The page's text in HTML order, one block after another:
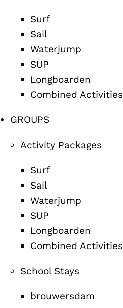
Surf
Sail
Waterjump
SUP
Longboarden
Combined Activities
GROUPS
Activity Packages
Surf
Sail
Waterjump
SUP
Longboarden
Combined Activities
School Stays
brouwersdam